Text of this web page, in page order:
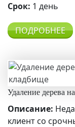
Срок: 1 день
ПОДРОБНЕЕ
Удаление дерева
Описание:
клиент со